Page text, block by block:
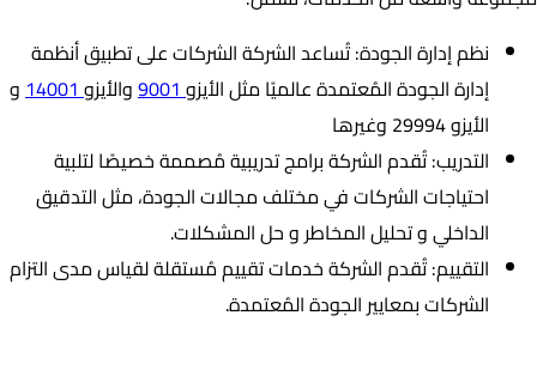
نظم إدارة الجودة: تُساعد الشركة الشركات على تطبيق أنظمة
إدارة الجودة المُعتمدة عالميًا مثل الأيزو9001 والأيزو14001
و
الأيزو 29994 وغيرها
التدريب: تُقدم الشركة برامج تدريبية مُصممة خصيصًا لتلبية
احتياجات الشركات في مختلف مجالات الجودة، مثل التدقيق
الداخلي و تحليل المخاطر و حل المشكلات.
التقييم: تُقدم الشركة خدمات تقييم مُستقلة لقياس مدى التزام
الشركات بمعايير الجودة المُعتمدة.